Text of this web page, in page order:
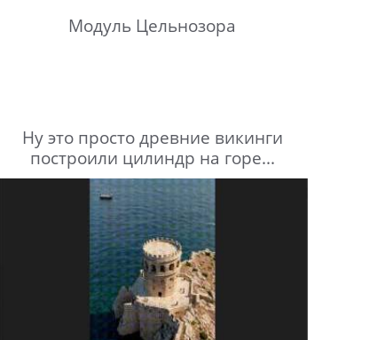
Модуль Цельнозора
Ну это просто древние викинги
построили цилиндр на горе...